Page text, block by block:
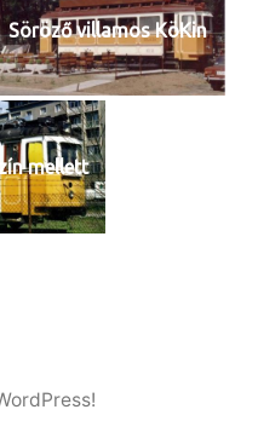
Söröző villamos KöKin
mellett